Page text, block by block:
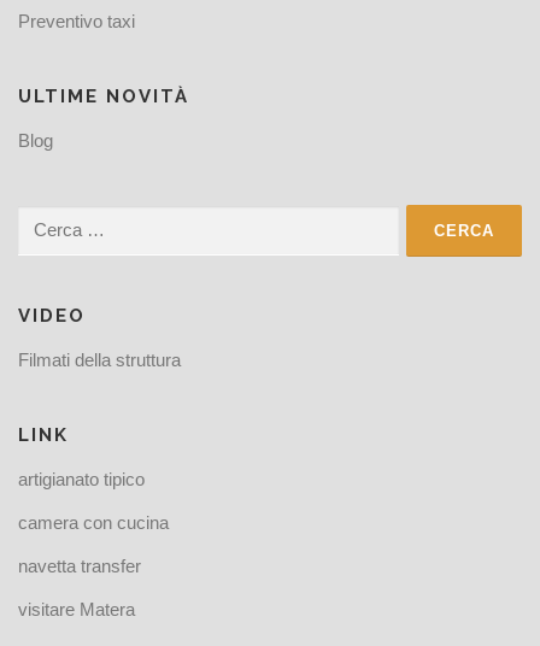
Preventivo taxi
ULTIME NOVITÀ
Blog
Ricerca
per:
VIDEO
Filmati della struttura
LINK
artigianato tipico
camera con cucina
navetta transfer
visitare Matera